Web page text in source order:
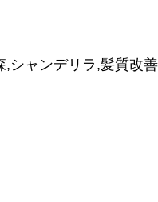
シャンデリラ,髪質改